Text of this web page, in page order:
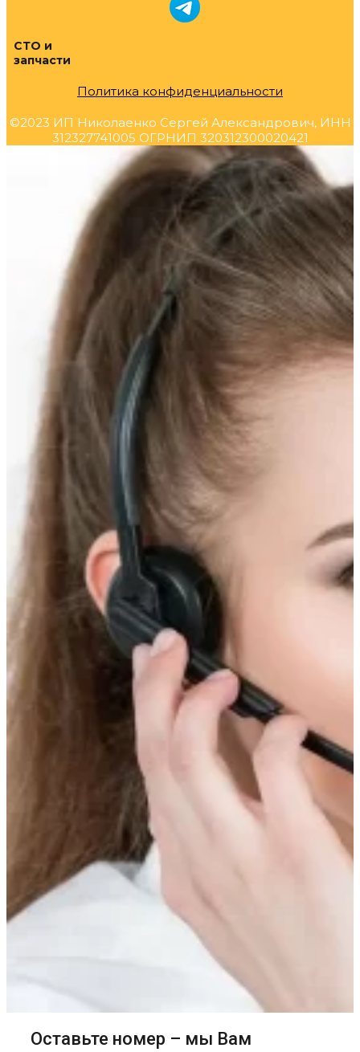
СТО и
запчасти
Политика конфиденциальности
©2023 ИП Николаенко Сергей Александрович, ИНН
312327741005 ОГРНИП 320312300020421
Оставьте номер – мы Вам